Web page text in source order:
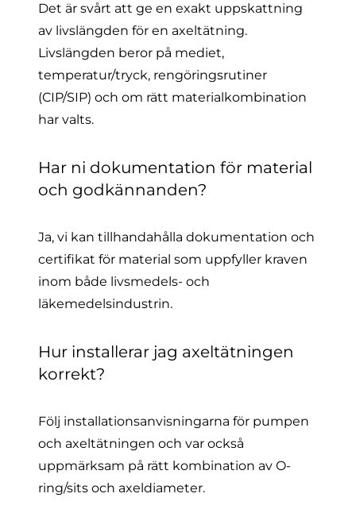
Det är svårt att ge en exakt uppskattning
av livslängden för en axeltätning.
Livslängden beror på mediet,
temperatur/tryck, rengöringsrutiner
(CIP/SIP) och om rätt materialkombination
har valts.
Har ni dokumentation för material
och godkännanden?
Ja, vi kan tillhandahålla dokumentation och
certifikat för material som uppfyller kraven
inom både livsmedels- och
läkemedelsindustrin.
Hur installerar jag axeltätningen
korrekt?
Följ installationsanvisningarna för pumpen
och axeltätningen och var också
uppmärksam på rätt kombination av O-
ring/sits och axeldiameter.